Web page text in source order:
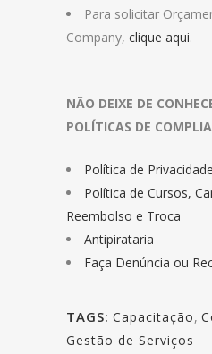
Para solicitar
Company, clique aqui.
NÃO DEIXE DE
POLÍTICAS DE
Política de Privacidade
Política de Cursos,
Reembolso e Troca
Antipirataria
Faça Denúncia ou
TAGS: Capacitação,
Gestão de Serviços